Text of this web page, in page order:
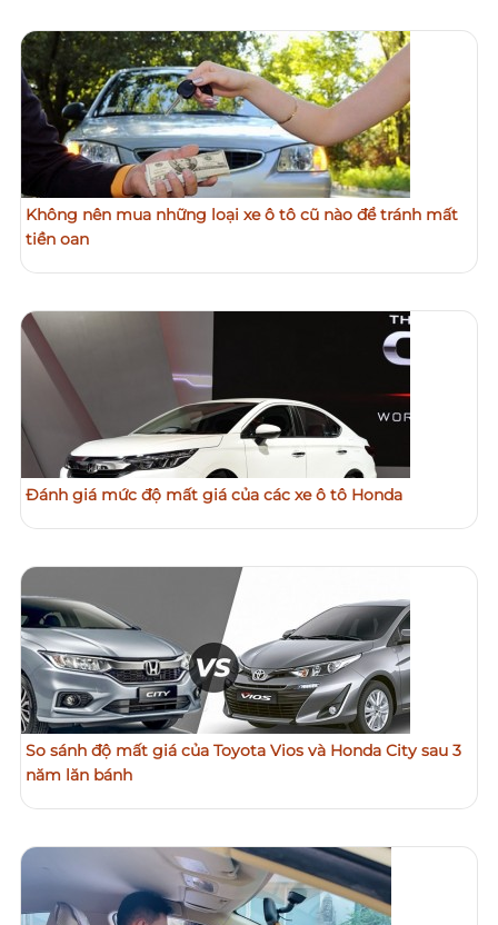
Không nên mua những loại xe ô tô cũ nào để tránh mất
tiền oan
Đánh giá mức độ mất giá của các xe ô tô Honda
So sánh độ mất giá của Toyota Vios và Honda City sau 3
năm lăn bánh